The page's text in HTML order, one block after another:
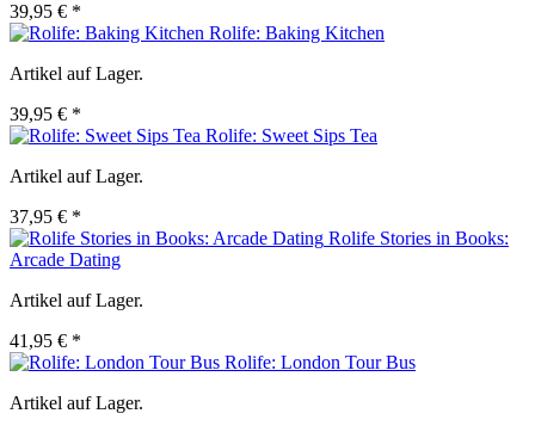
39,95 € *
Rolife: Baking Kitchen
Artikel auf Lager.
39,95 € *
Rolife: Sweet Sips Tea
Artikel auf Lager.
37,95 € *
Rolife Stories in Books:
Arcade Dating
Artikel auf Lager.
41,95 € *
Rolife: London Tour Bus
Artikel auf Lager.